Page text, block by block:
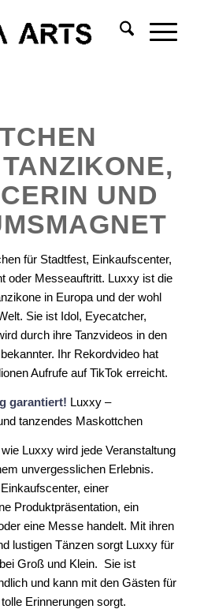
UND
für Stadtfest, Einkaufscenter,
oder Messeauftritt. Luxxy ist die
in Europa und der wohl
Sie ist Idol, Eyecatcher,
durch ihre Tanzvideos in den
Ihr Rekordvideo hat
Aufrufe auf TikTok erreicht.
garantiert! Luxxy –
tanzendes Maskottchen
Luxxy wird jede Veranstaltung
unvergesslichen Erlebnis.
einer
Produktpräsentation, ein
eine Messe handelt. Mit ihren
lustigen Tänzen sorgt Luxxy für
Groß und Klein. Sie ist
und kann mit den Gästen für
Erinnerungen sorgt.